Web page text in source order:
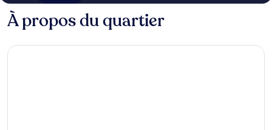
À propos du quartier